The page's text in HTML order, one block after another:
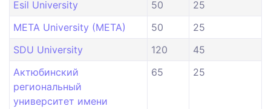
Esil University
50
25
META University (META)
50
25
SDU University
120
45
Актюбинский
региональный
университет имени
65 25